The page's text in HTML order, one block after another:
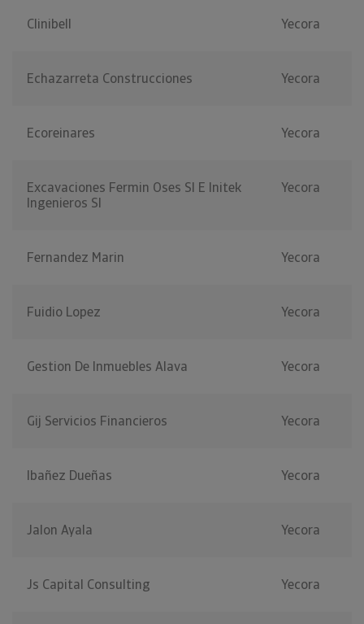
Clinibell Yecora
Echazarreta Construcciones Yecora
Ecoreinares Yecora
Excavaciones Fermin Oses Sl E Initek
Ingenieros Sl
Yecora
Fernandez Marin Yecora
Fuidio Lopez Yecora
Gestion De Inmuebles Alava Yecora
Gij Servicios Financieros Yecora
Ibañez Dueñas Yecora
Jalon Ayala Yecora
Js Capital Consulting Yecora